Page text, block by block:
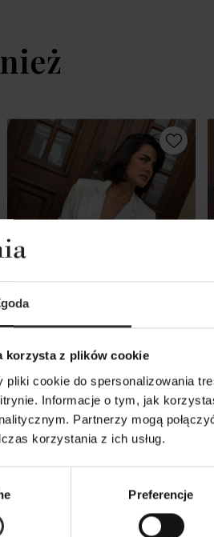
korzysta z plików cookie
pliki cookie do spersonalizowania
Informacje o tym, jak
Partnerzy mogą
korzystania z ich usług.
Preferencje
Biały Elegancki Żakiet
taliowany z szerokim pasem
White